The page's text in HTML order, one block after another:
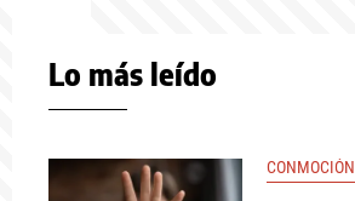
Lo más leído
CONMOCIÓN